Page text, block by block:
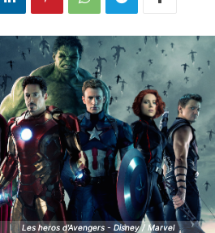
Les heros d'Avengers - Disney / Marvel
Les heros d'Avengers - Disney / Marvel